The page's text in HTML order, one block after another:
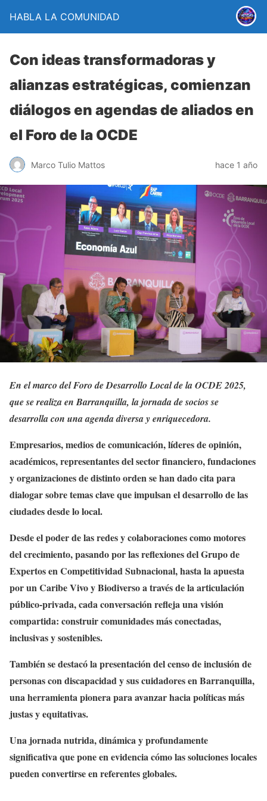
HABLA LA COMUNIDAD
Con ideas transformadoras y
alianzas estratégicas, comienzan
diálogos en agendas de aliados en
el Foro de la OCDE
Marco Tulio Mattos hace 1 año
En el marco del Foro de Desarrollo Local de la OCDE 2025,
que se realiza en Barranquilla, la jornada de socios se
desarrolla con una agenda diversa y enriquecedora.
Empresarios, medios de comunicación, líderes de opinión,
académicos, representantes del sector financiero, fundaciones
y organizaciones de distinto orden se han dado cita para
dialogar sobre temas clave que impulsan el desarrollo de las
ciudades desde lo local.
Desde el poder de las redes y colaboraciones como motores
del crecimiento, pasando por las reflexiones del Grupo de
Expertos en Competitividad Subnacional, hasta la apuesta
por un Caribe Vivo y Biodiverso a través de la articulación
público-privada, cada conversación refleja una visión
compartida: construir comunidades más conectadas,
inclusivas y sostenibles.
También se destacó la presentación del censo de inclusión de
personas con discapacidad y sus cuidadores en Barranquilla,
una herramienta pionera para avanzar hacia políticas más
justas y equitativas.
Una jornada nutrida, dinámica y profundamente
significativa que pone en evidencia cómo las soluciones locales
pueden convertirse en referentes globales.